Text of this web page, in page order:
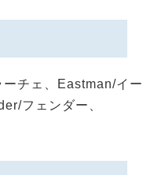
チェ、Eastman/イー
フェンダー、